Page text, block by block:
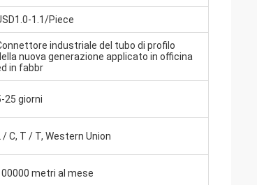
1.1/Piece
industriale del tubo di profilo
nuova generazione applicato in officina
in fabbr
25 giorni
/ C, T / T, Western Union
metri al mese